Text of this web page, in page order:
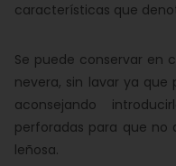
características que
Se puede conservar en
nevera, sin lavar ya
aconsejando
perforadas para que no
leñosa.